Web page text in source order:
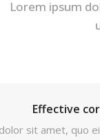
Lorem ipsum
Effective
sit amet, quo